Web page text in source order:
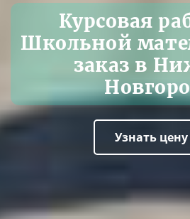
Курсовая
Школьной
заказ в
Узнать цену